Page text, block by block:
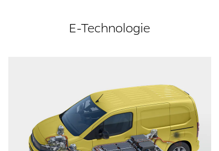
E-Technologie